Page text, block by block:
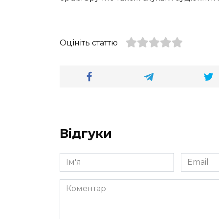
Оцініть статтю
Відгуки
Ім'я
*
Email
*
Коментар